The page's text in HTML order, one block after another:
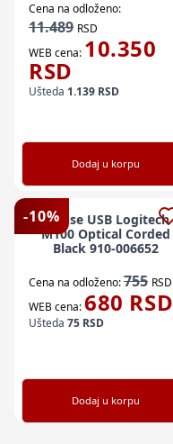
Cena na odloženo:
11.489 RSD
WEB cena: 10.350
RSD
Ušteda 1.139 RSD
Dodaj u korpu
-10%
Mouse USB Logitech
M100 Optical Corded
Black 910-006652
Cena na odloženo:755 RSD
WEB cena:680 RSD
Ušteda 75 RSD
Dodaj u korpu